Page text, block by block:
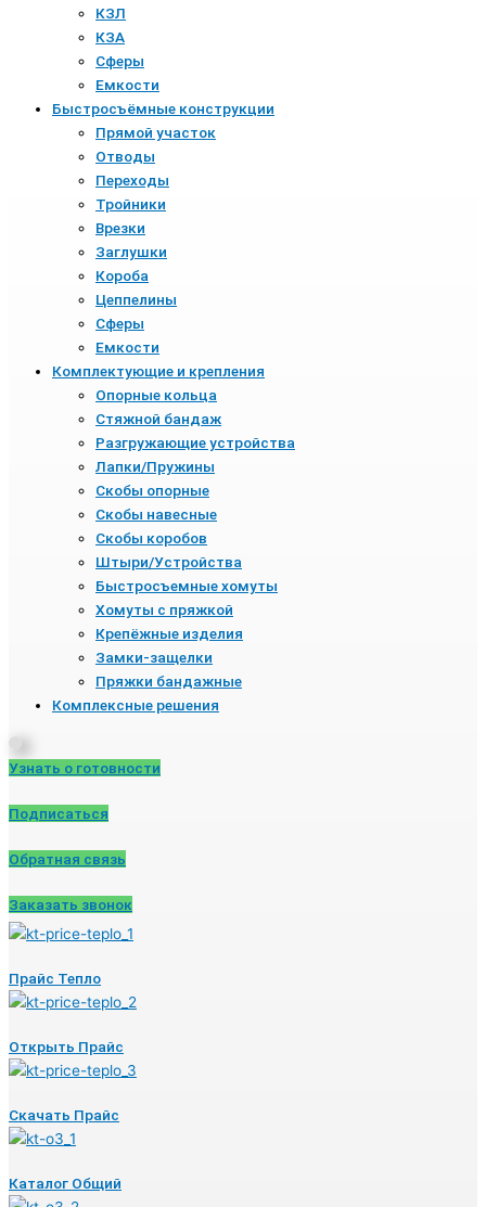
КЗЛ
КЗА
Сферы
Емкости
Быстросъёмные конструкции
Прямой участок
Отводы
Переходы
Тройники
Врезки
Заглушки
Короба
Цеппелины
Сферы
Емкости
Комплектующие и крепления
Опорные кольца
Стяжной бандаж
Разгружающие устройства
Лапки/Пружины
Скобы опорные
Скобы навесные
Скобы коробов
Штыри/Устройства
Быстросъемные хомуты
Хомуты с пряжкой
Крепёжные изделия
Замки-защелки
Пряжки бандажные
Комплексные решения
Узнать о готовности
Подписаться
Обратная связь
Заказать звонок
Прайс Тепло
Открыть Прайс
Скачать Прайс
Каталог Общий